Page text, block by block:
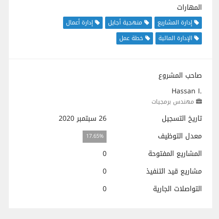
المهارات
إدارة المشاريع منهجية أجايل
إدارة أعمال
الإدارة المالية
خطة عمل
صاحب المشروع
Hassan I.
مهندس برمجيات
تاريخ التسجيل
26 سبتمبر 2020
معدل التوظيف
17.65%
المشاريع المفتوحة
0
مشاريع قيد التنفيذ
0
التواصلات الجارية
0